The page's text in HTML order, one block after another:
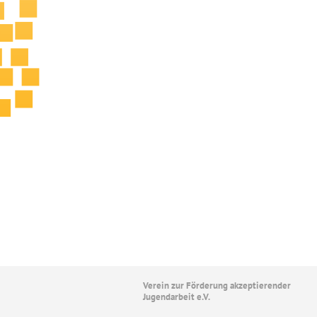
Verein zur Förderung akzeptierender
Jugendarbeit e.V.